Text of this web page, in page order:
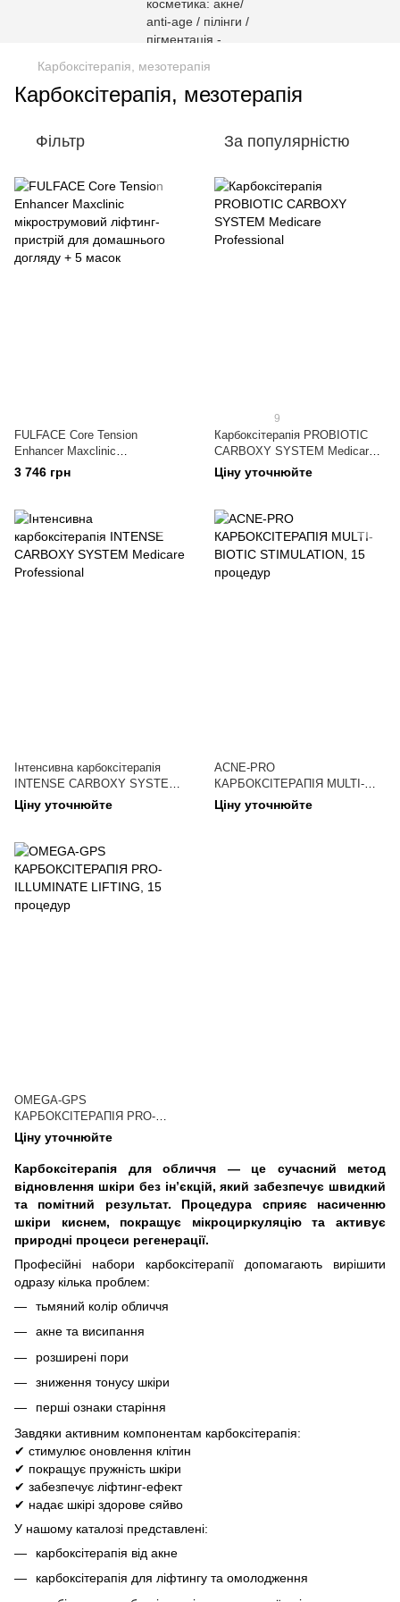
Карбоксітерапія, мезотерапія
Карбоксітерапія, мезотерапія
Фільтр За популярністю
FULFACE Core Tension
Enhancer Maxclinic
мікрострумовий ліфтинг-
пристрій для домашнього
3 746 грн
9
Карбоксітерапія PROBIOTIC
CARBOXY SYSTEM Medicare
Professional
Ціну уточнюйте
Інтенсивна карбоксітерапія
INTENSE CARBOXY SYSTEM
Medicare Professional
Ціну уточнюйте
ACNE-PRO
КАРБОКСІТЕРАПІЯ MULTI-
BIOTIC STIMULATION, 15
процедур
Ціну уточнюйте
OMEGA-GPS
КАРБОКСІТЕРАПІЯ PRO-
ILLUMINATE LIFTING, 15
процедур
Ціну уточнюйте
Карбоксітерапія для обличчя — це сучасний метод
відновлення шкіри без ін’єкцій, який забезпечує швидкий
та помітний результат. Процедура сприяє насиченню
шкіри киснем, покращує мікроциркуляцію та активує
природні процеси регенерації.
Професійні набори карбоксітерапії допомагають вирішити
одразу кілька проблем:
тьмяний колір обличчя
акне та висипання
розширені пори
зниження тонусу шкіри
перші ознаки старіння
Завдяки активним компонентам карбоксітерапія:
✔ стимулює оновлення клітин
✔ покращує пружність шкіри
✔ забезпечує ліфтинг-ефект
✔ надає шкірі здорове сяйво
У нашому каталозі представлені:
карбоксітерапія від акне
карбоксітерапія для ліфтингу та омолодження